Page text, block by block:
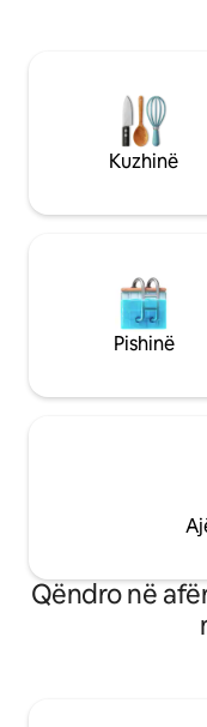
plotësisht. Ideale
konsulta mjekësore
kaluar disa ditë në
Kuzhinë
Pishinë
Qëndro në